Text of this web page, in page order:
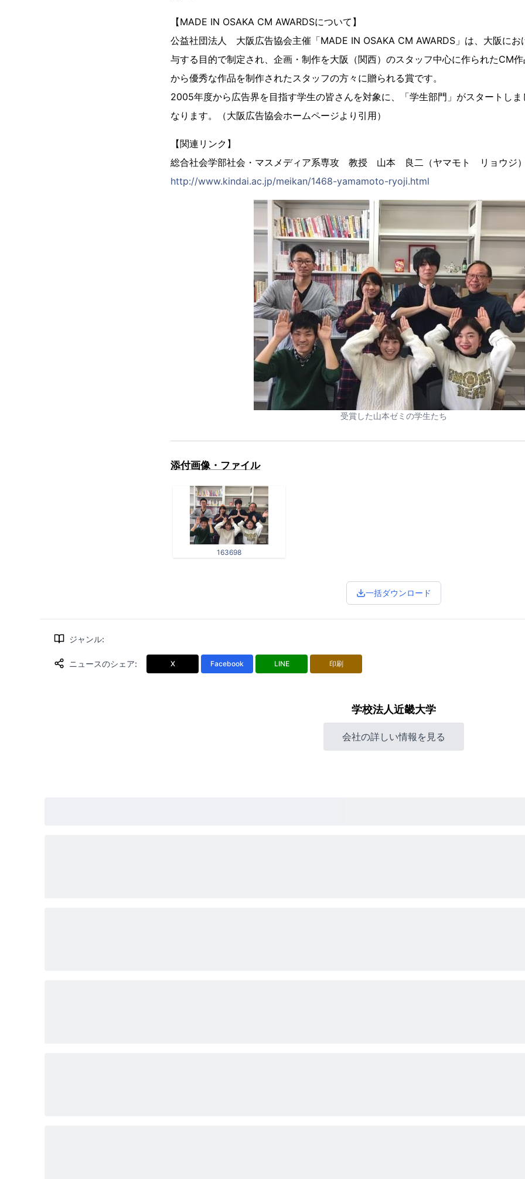
【MADE IN OSAKA CM AWARDSについて】
公益社団法人 大阪広告協会主催「MADE IN OSAKA CM AWARDS」は、大阪にお
与する目的で制定され、企画・制作を大阪（関西）のスタッフ中心に作られたCM
から優秀な作品を制作されたスタッフの方々に贈られる賞です。
2005年度から広告界を目指す学生の皆さんを対象に、「学生部門」がスタートし
なります。（大阪広告協会ホームページより引用）
【関連リンク】
総合社会学部社会・マスメディア系専攻 教授 山本 良二（ヤマモト リョウジ
http://www.kindai.ac.jp/meikan/1468-yamamoto-ryoji.html
受賞した山本ゼミの学生たち
添付画像・ファイル
163698
一括ダウンロード
ジャンル:
ニュースのシェア: X Facebook LINE 印刷
学校法人近畿大学
会社の詳しい情報を見る